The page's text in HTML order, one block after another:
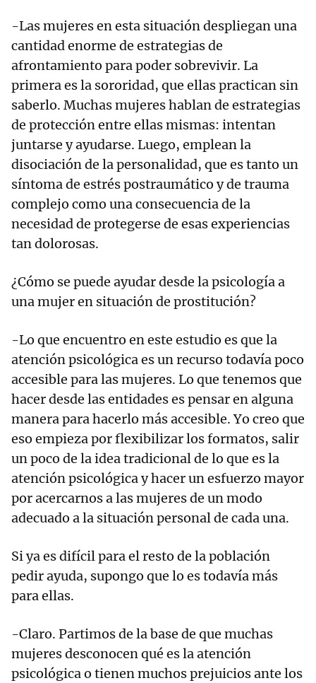
-Las mujeres en esta situación despliegan una
cantidad enorme de estrategias de
afrontamiento para poder sobrevivir. La
primera es la sororidad, que ellas practican sin
saberlo. Muchas mujeres hablan de estrategias
de protección entre ellas mismas: intentan
juntarse y ayudarse. Luego, emplean la
disociación de la personalidad, que es tanto un
síntoma de estrés postraumático y de trauma
complejo como una consecuencia de la
necesidad de protegerse de esas experiencias
tan dolorosas.
¿Cómo se puede ayudar desde la psicología a
una mujer en situación de prostitución?
-Lo que encuentro en este estudio es que la
atención psicológica es un recurso todavía poco
accesible para las mujeres. Lo que tenemos que
hacer desde las entidades es pensar en alguna
manera para hacerlo más accesible. Yo creo que
eso empieza por flexibilizar los formatos, salir
un poco de la idea tradicional de lo que es la
atención psicológica y hacer un esfuerzo mayor
por acercarnos a las mujeres de un modo
adecuado a la situación personal de cada una.
Si ya es difícil para el resto de la población
pedir ayuda, supongo que lo es todavía más
para ellas.
-Claro. Partimos de la base de que muchas
mujeres desconocen qué es la atención
psicológica o tienen muchos prejuicios ante los